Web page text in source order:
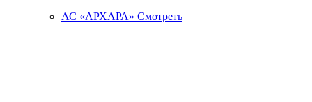
АС «АРХАРА» Смотреть